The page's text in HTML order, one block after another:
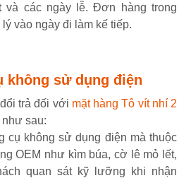
và các ngày lễ. Đơn hàng trong
vào ngày đi làm kế tiếp.
không sử dụng điện
trả đối với mặt hàng Tô vít nhí 2
như sau:
cụ không sử dụng điện mà thuộc
OEM như kìm búa, cờ lê mỏ lết,
quan sát kỹ lưỡng khi nhận